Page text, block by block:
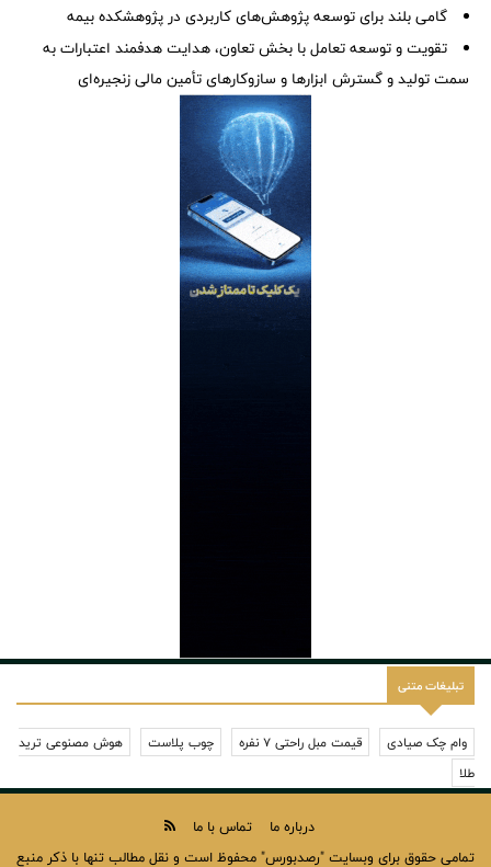
گامی بلند برای توسعه پژوهش‌های كاربردی در پژوهشكده بیمه
تقویت و توسعه تعامل با بخش تعاون، هدایت هدفمند اعتبارات به
سمت تولید و گسترش ابزارها و سازوکارهای تأمین مالی زنجیره‌ای
تبلیغات متنی
وام چک صیادی قیمت مبل راحتی 7 نفره چوب پلاست
هوش مصنوعی ترید
طلا
درباره ما
تماس با ما
تمامی حقوق برای وبسایت "رصدبورس" محفوظ است و نقل مطالب تنها با ذکر منبع